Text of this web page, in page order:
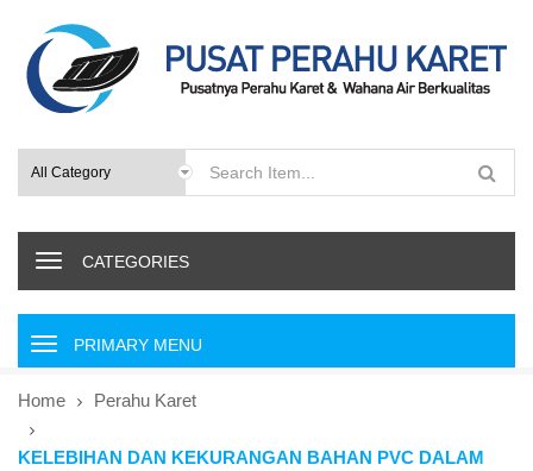
CATEGORIES
P
r
r
Home Perahu Karet
KELEBIHAN DAN KEKURANGAN BAHAN PVC DALAM